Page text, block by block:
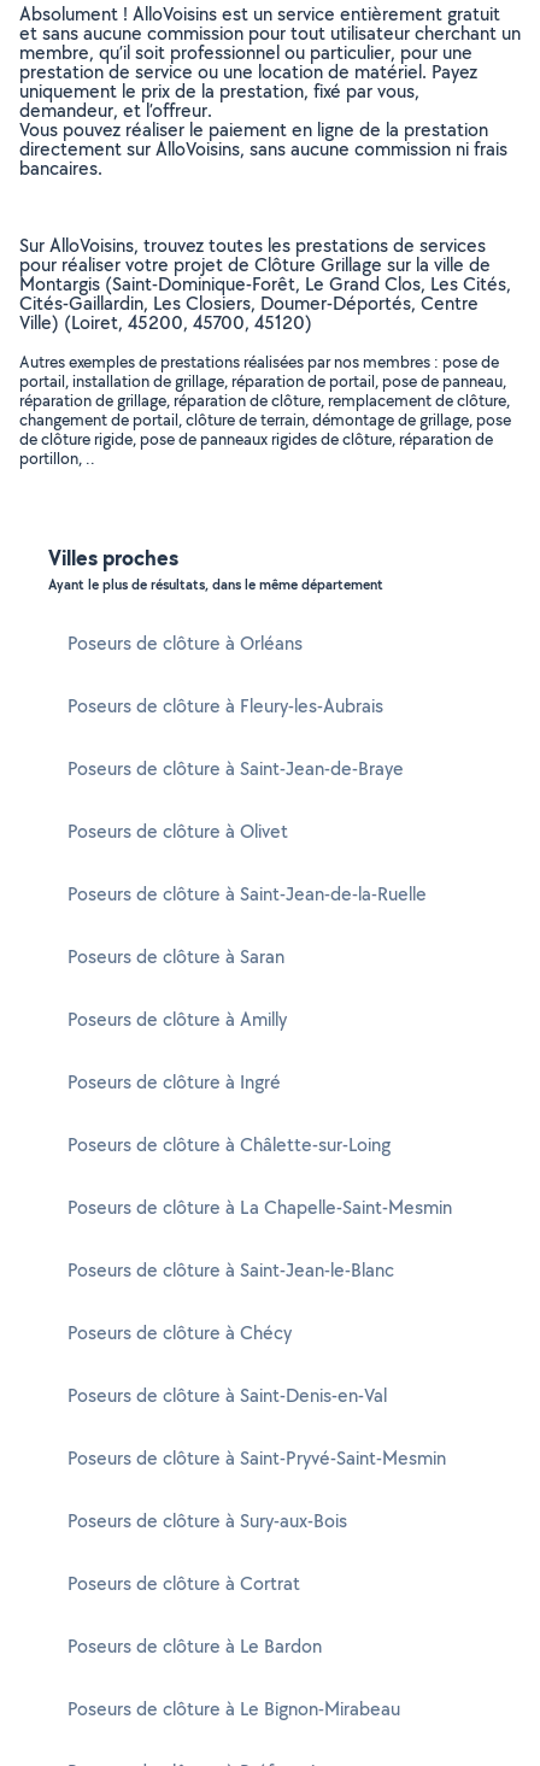
Absolument ! AlloVoisins est un service entièrement gratuit
et sans aucune commission pour tout utilisateur cherchant un
membre, qu’il soit professionnel ou particulier, pour une
prestation de service ou une location de matériel. Payez
uniquement le prix de la prestation, fixé par vous,
demandeur, et l’offreur.
Vous pouvez réaliser le paiement en ligne de la prestation
directement sur AlloVoisins, sans aucune commission ni frais
bancaires.
Sur AlloVoisins, trouvez toutes les prestations de services
pour réaliser votre projet de Clôture Grillage sur la ville de
Montargis (Saint-Dominique-Forêt, Le Grand Clos, Les Cités,
Cités-Gaillardin, Les Closiers, Doumer-Déportés, Centre
Ville) (Loiret, 45200, 45700, 45120)
Autres exemples de prestations réalisées par nos membres : pose de
portail, installation de grillage, réparation de portail, pose de panneau,
réparation de grillage, réparation de clôture, remplacement de clôture,
changement de portail, clôture de terrain, démontage de grillage, pose
de clôture rigide, pose de panneaux rigides de clôture, réparation de
portillon, ..
Villes proches
Ayant le plus de résultats, dans le même département
Poseurs de clôture à Orléans
Poseurs de clôture à Fleury-les-Aubrais
Poseurs de clôture à Saint-Jean-de-Braye
Poseurs de clôture à Olivet
Poseurs de clôture à Saint-Jean-de-la-Ruelle
Poseurs de clôture à Saran
Poseurs de clôture à Amilly
Poseurs de clôture à Ingré
Poseurs de clôture à Châlette-sur-Loing
Poseurs de clôture à La Chapelle-Saint-Mesmin
Poseurs de clôture à Saint-Jean-le-Blanc
Poseurs de clôture à Chécy
Poseurs de clôture à Saint-Denis-en-Val
Poseurs de clôture à Saint-Pryvé-Saint-Mesmin
Poseurs de clôture à Sury-aux-Bois
Poseurs de clôture à Cortrat
Poseurs de clôture à Le Bardon
Poseurs de clôture à Le Bignon-Mirabeau